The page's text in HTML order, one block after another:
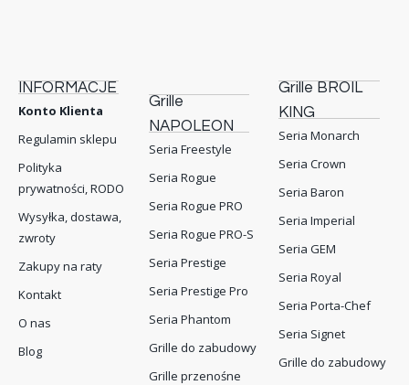
INFORMACJE
Konto Klienta
Regulamin sklepu
Polityka
prywatności, RODO
Wysyłka, dostawa,
zwroty
Zakupy na raty
Kontakt
O nas
Blog
Grille
NAPOLEON
Seria Freestyle
Seria Rogue
Seria Rogue PRO
Seria Rogue PRO-S
Seria Prestige
Seria Prestige Pro
Seria Phantom
Grille do zabudowy
Grille przenośne
Grille BROIL
KING
Seria Monarch
Seria Crown
Seria Baron
Seria Imperial
Seria GEM
Seria Royal
Seria Porta-Chef
Seria Signet
Grille do zabudowy